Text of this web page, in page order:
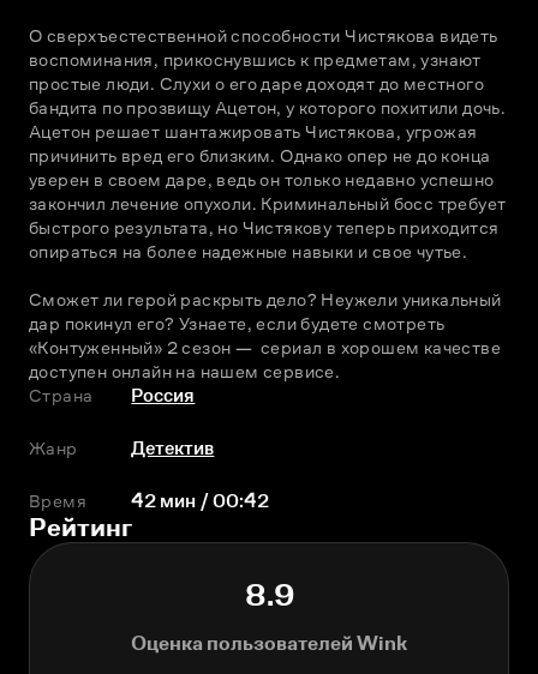
О сверхъестественной способности Чистякова видеть
воспоминания, прикоснувшись к предметам, узнают
простые люди. Слухи о его даре доходят до местного
бандита по прозвищу Ацетон, у которого похитили дочь.
Ацетон решает шантажировать Чистякова, угрожая
причинить вред его близким. Однако опер не до конца
уверен в своем даре, ведь он только недавно успешно
закончил лечение опухоли. Криминальный босс требует
быстрого результата, но Чистякову теперь приходится
опираться на более надежные навыки и свое чутье.
Сможет ли герой раскрыть дело? Неужели уникальный
дар покинул его? Узнаете, если будете смотреть
«Контуженный» 2 сезон —  сериал в хорошем качестве
доступен онлайн на нашем сервисе.
Страна
Россия
Жанр Детектив
Время 42 мин / 00:42
Рейтинг
8.9
Оценка пользователей Wink